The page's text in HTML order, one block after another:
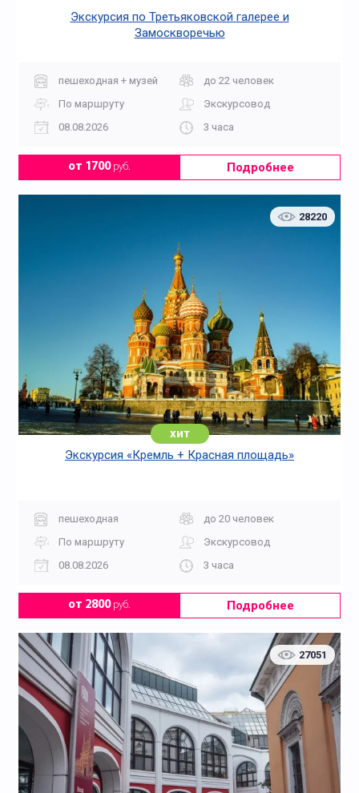
Экскурсия по Третьяковской галерее и
Замоскворечью
пешеходная + музей
до 22 человек
По маршруту
Экскурсовод
08.08.2026
3 часа
от 1700руб. Подробнее
28220
хит
Экскурсия «Кремль + Красная площадь»
пешеходная
до 20 человек
По маршруту
Экскурсовод
08.08.2026
3 часа
от 2800руб. Подробнее
27051